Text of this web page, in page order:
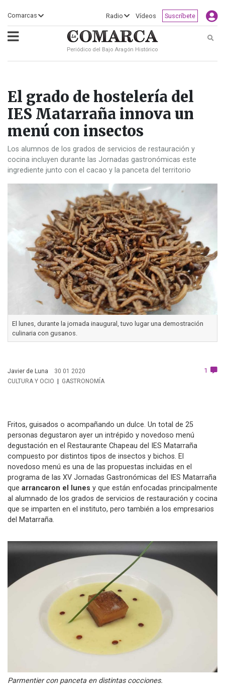
Comarcas Radio Vídeos Suscríbete
Periódico del Bajo Aragón Histórico
El grado de hostelería del
IES Matarraña innova un
menú con insectos
Los alumnos de los grados de servicios de restauración y
cocina incluyen durante las Jornadas gastronómicas este
ingrediente junto con el cacao y la panceta del territorio
El lunes, durante la jornada inaugural, tuvo lugar una demostración
culinaria con gusanos.
Javier de Luna 30 01 2020 1
CULTURA Y OCIO GASTRONOMÍA
Fritos, guisados o acompañando un dulce. Un total de 25
personas degustaron ayer un intrépido y novedoso menú
degustación en el Restaurante Chapeau del IES Matarraña
compuesto por distintos tipos de insectos y bichos. El
novedoso menú es una de las propuestas incluidas en el
programa de las XV Jornadas Gastronómicas del IES Matarraña
que arrancaron el lunes y que están enfocadas principalmente
al alumnado de los grados de servicios de restauración y cocina
que se imparten en el instituto, pero también a los empresarios
del Matarraña.
Parmentier con panceta en distintas cocciones.